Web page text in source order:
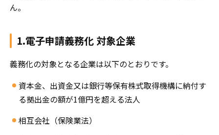
ん。
1.電子申請義務化 対象企業
義務化の対象となる企業は以下のとおりです。
資本金、出資⾦⼜は銀⾏等保有株式取得機構に納付す
る拠出金の額が1億円を超える法人
相互会社（保険業法）